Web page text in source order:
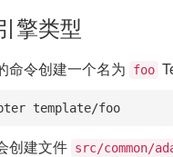
擎类型
命令创建一个名为 foo
template/foo
创建文件 src/common/